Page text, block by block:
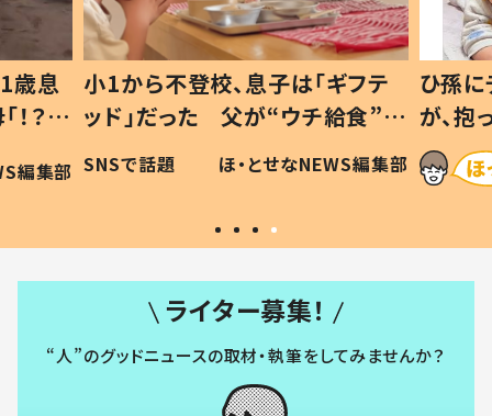
歳息
？」
編集部
小1から不登校、息子は「ギフテ
ッド」だった 父が“ウチ給食”を
作り続ける理由とは #令和の親
#令和の子
SNSで話題 ほ・とせなNEWS編集部
ひ孫
が、
「涙が
い」
ライター募集！
“人”のグッドニュースの取材・執筆をしてみませんか？